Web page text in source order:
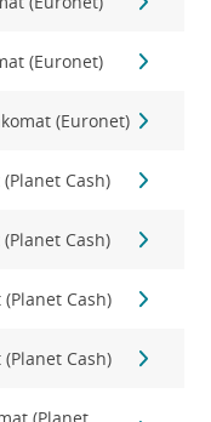
(Euronet)
(Euronet)
Cash)
Cash)
Cash)
Cash)